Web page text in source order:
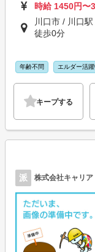
時給 1450円〜
川口市 / 川口
徒歩0分
年齢不問 エルダー活躍
キープする
派 株式会社キャリア